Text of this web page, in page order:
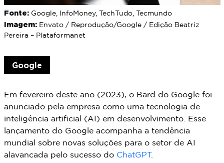
Fonte: Google, InfoMoney, TechTudo, Tecmundo
Imagem: Envato / Reprodução/Google / Edição Beatriz
Pereira – Plataformanet
Google
Em fevereiro deste ano (2023), o Bard do Google foi
anunciado pela empresa como uma tecnologia de
inteligência artificial (AI) em desenvolvimento. Esse
lançamento do Google acompanha a tendência
mundial sobre novas soluções para o setor de AI
alavancada pelo sucesso do ChatGPT.